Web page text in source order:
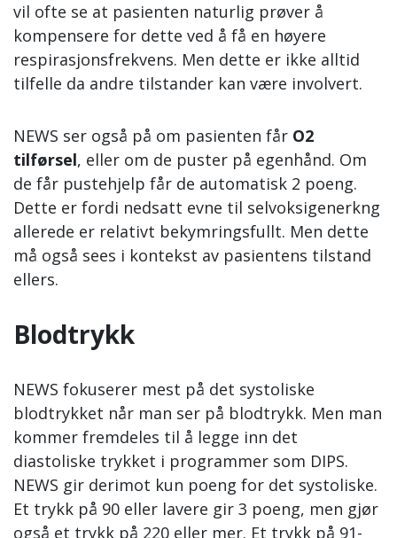
vil ofte se at pasienten naturlig prøver å
kompensere for dette ved å få en høyere
respirasjonsfrekvens. Men dette er ikke alltid
tilfelle da andre tilstander kan være involvert.
NEWS ser også på om pasienten får O2
tilførsel, eller om de puster på egenhånd. Om
de får pustehjelp får de automatisk 2 poeng.
Dette er fordi nedsatt evne til selvoksigenerkng
allerede er relativt bekymringsfullt. Men dette
må også sees i kontekst av pasientens tilstand
ellers.
Blodtrykk
NEWS fokuserer mest på det systoliske
blodtrykket når man ser på blodtrykk. Men man
kommer fremdeles til å legge inn det
diastoliske trykket i programmer som DIPS.
NEWS gir derimot kun poeng for det systoliske.
Et trykk på 90 eller lavere gir 3 poeng, men gjør
også et trykk på 220 eller mer. Et trykk på 91-